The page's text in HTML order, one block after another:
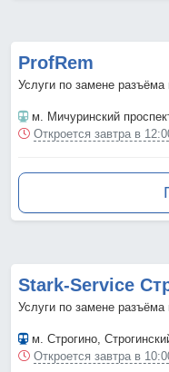
ProfRem
Услуги по замене
м. Мичуринский
Откроется завтра в
Stark-Service
Услуги по замене
м. Строгино,
Откроется завтра в